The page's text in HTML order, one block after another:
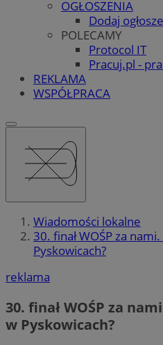
OGŁOSZENIA
Dodaj
POLECAMY
Protocol IT
Pracuj.pl -
REKLAMA
WSPÓŁPRACA
Wiadomości lokalne
30. finał WOŚP za
Pyskowicach?
reklama
30. finał WOŚP za
w Pyskowicach?